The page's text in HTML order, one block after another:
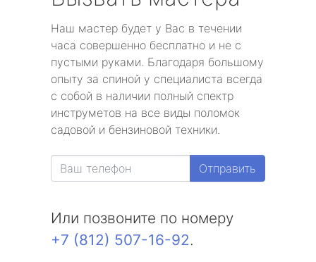
Наш мастер будет у Вас в течении
часа совершенно бесплатно и не с
пустыми руками. Благодаря большому
опыту за спиной у специалиста всегда
с собой в наличии полный спектр
инструметов на все виды поломок
садовой и бензиновой техники.
Отправить
Или позвоните по номеру
+7 (812) 507-16-92.